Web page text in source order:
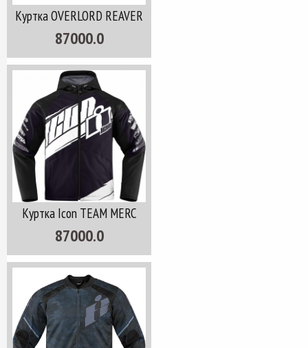
Куртка OVERLORD REAVER
87000.0
Куртка Icon TEAM MERC
87000.0